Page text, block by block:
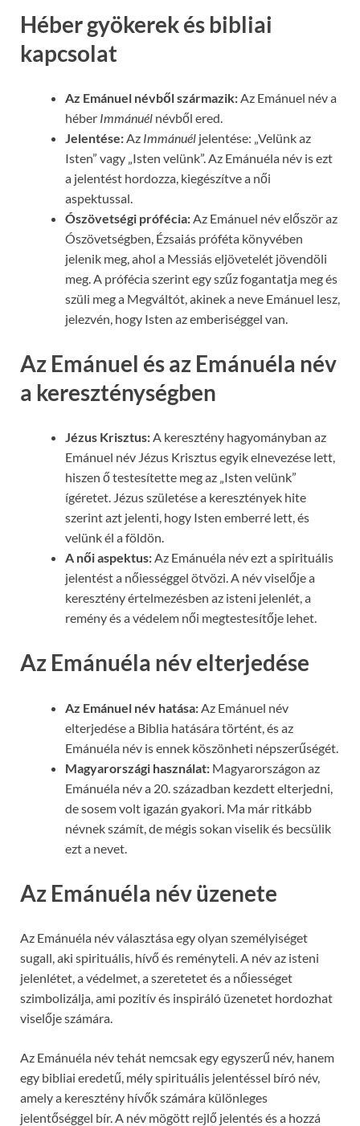
Héber gyökerek és bibliai
kapcsolat
Az Emánuel névből származik: Az Emánuel név a
héber Immánuél névből ered.
Jelentése: Az Immánuél jelentése: „Velünk az
Isten” vagy „Isten velünk”. Az Emánuéla név is ezt
a jelentést hordozza, kiegészítve a női
aspektussal.
Ószövetségi prófécia: Az Emánuel név először az
Ószövetségben, Ézsaiás próféta könyvében
jelenik meg, ahol a Messiás eljövetelét jövendöli
meg. A prófécia szerint egy szűz fogantatja meg és
szüli meg a Megváltót, akinek a neve Emánuel lesz,
jelezvén, hogy Isten az emberiséggel van.
Az Emánuel és az Emánuéla név
a kereszténységben
Jézus Krisztus:A keresztény hagyományban az
Emánuel név Jézus Krisztus egyik elnevezése lett,
hiszen ő testesítette meg az „Isten velünk”
ígéretet. Jézus születése a keresztények hite
szerint azt jelenti, hogy Isten emberré lett, és
velünk él a földön.
A női aspektus:Az Emánuéla név ezt a spirituális
jelentést a nőiességgel ötvözi. A név viselője a
keresztény értelmezésben az isteni jelenlét, a
remény és a védelem női megtestesítője lehet.
Az Emánuéla név elterjedése
Az Emánuel név hatása: Az Emánuel név
elterjedése a Biblia hatására történt, és az
Emánuéla név is ennek köszönheti népszerűségét.
Magyarországi használat: Magyarországon az
Emánuéla név a 20. században kezdett elterjedni,
de sosem volt igazán gyakori. Ma már ritkább
névnek számít, de mégis sokan viselik és becsülik
ezt a nevet.
Az Emánuéla név üzenete
Az Emánuéla név választása egy olyan személyiséget
sugall, aki spirituális, hívő és reményteli. A név az isteni
jelenlétet, a védelmet, a szeretetet és a nőiességet
szimbolizálja, ami pozitív és inspiráló üzenetet hordozhat
viselője számára.
Az Emánuéla név tehát nemcsak egy egyszerű név, hanem
egy bibliai eredetű, mély spirituális jelentéssel bíró név,
amely a keresztény hívők számára különleges
jelentőséggel bír. A név mögött rejlő jelentés és a hozzá